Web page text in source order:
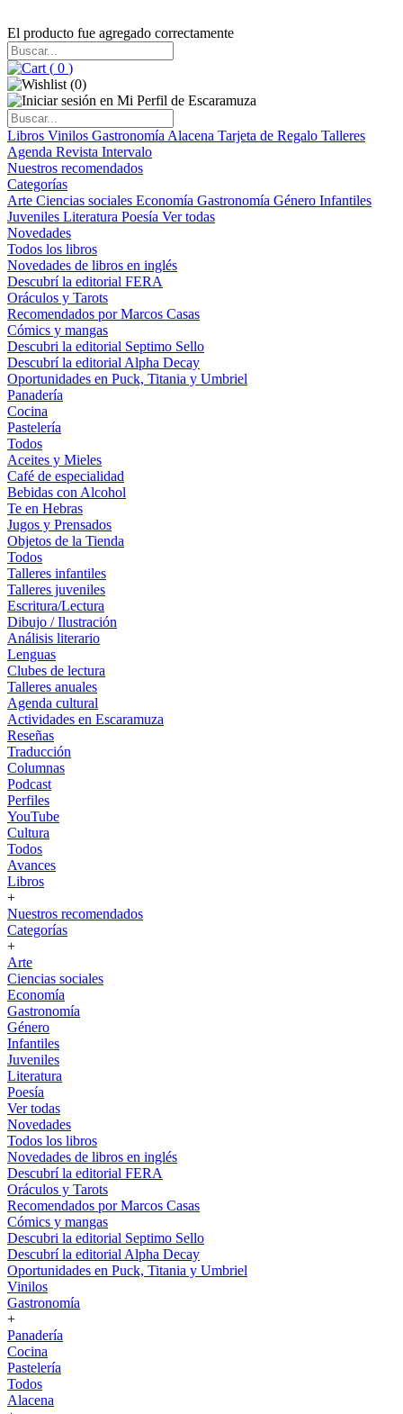
El producto fue agregado correctamente
( 0 )
(0)
Libros Vinilos Gastronomía Alacena Tarjeta de Regalo Talleres
Agenda Revista Intervalo
Nuestros recomendados
Categorías
Arte Ciencias sociales Economía Gastronomía Género Infantiles
Juveniles Literatura Poesía Ver todas
Novedades
Todos los libros
Novedades de libros en inglés
Descubrí la editorial FERA
Oráculos y Tarots
Recomendados por Marcos Casas
Cómics y mangas
Descubri la editorial Septimo Sello
Descubrí la editorial Alpha Decay
Oportunidades en Puck, Titania y Umbriel
Panadería
Cocina
Pastelería
Todos
Aceites y Mieles
Café de especialidad
Bebidas con Alcohol
Te en Hebras
Jugos y Prensados
Objetos de la Tienda
Todos
Talleres infantiles
Talleres juveniles
Escritura/Lectura
Dibujo / Ilustración
Análisis literario
Lenguas
Clubes de lectura
Talleres anuales
Agenda cultural
Actividades en Escaramuza
Reseñas
Traducción
Columnas
Podcast
Perfiles
YouTube
Cultura
Todos
Avances
Libros
+
Nuestros recomendados
Categorías
+
Arte
Ciencias sociales
Economía
Gastronomía
Género
Infantiles
Juveniles
Literatura
Poesía
Ver todas
Novedades
Todos los libros
Novedades de libros en inglés
Descubrí la editorial FERA
Oráculos y Tarots
Recomendados por Marcos Casas
Cómics y mangas
Descubri la editorial Septimo Sello
Descubrí la editorial Alpha Decay
Oportunidades en Puck, Titania y Umbriel
Vinilos
Gastronomía
+
Panadería
Cocina
Pastelería
Todos
Alacena